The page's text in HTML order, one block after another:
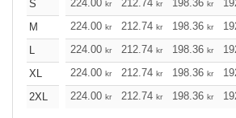
S 224.00 kr 212.74 kr 198.36 kr
M
224.00 kr 212.74 kr 198.36 kr
L
224.00 kr 212.74 kr 198.36 kr
XL
224.00 kr 212.74 kr 198.36 kr
2XL
224.00 kr 212.74 kr 198.36 kr